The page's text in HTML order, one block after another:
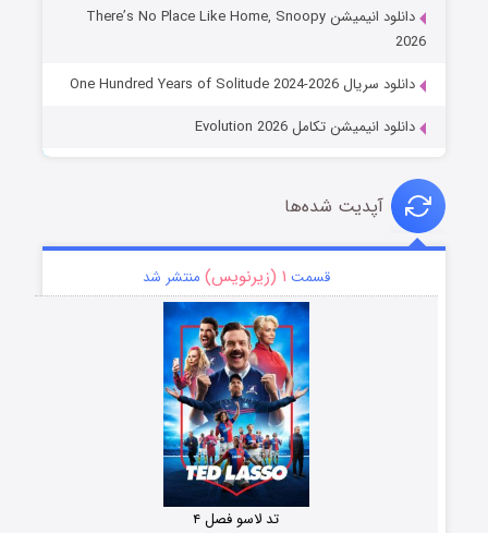
دانلود انیمیشن There’s No Place Like Home, Snoopy
2026
دانلود سریال One Hundred Years of Solitude 2024-2026
دانلود انیمیشن تکامل Evolution 2026
آپدیت شده‌ها
قسمت ۱ (زیرنویس) منتشر شد
تد لاسو فصل ۴